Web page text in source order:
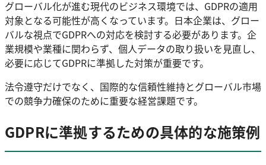
グローバル化が進む現代のビジネス環境では、GDPRの適用
対象となる可能性が高くなっています。日本企業は、グロー
バルな視点でGDPRへの対応を検討する必要があります。企
業規模や業種に関わらず、個人データの取り扱いを見直し、
必要に応じてGDPRに準拠した対策が重要です。
法令遵守だけでなく、国際的な信頼性維持とグローバル市場
での競争力確保のために重要な経営課題です。
GDPRに準拠するための具体的な施策例